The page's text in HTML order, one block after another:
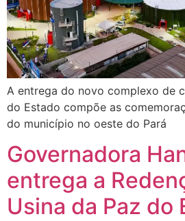
A entrega do novo complexo de
do Estado compõe as
do município no oeste do Pará
Governadora
entrega a
Usina da Paz do